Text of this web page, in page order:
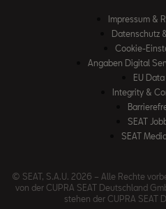
SEAT Original Teile ®
Online Service-Terminbuchung
AE 189 Diesel Rückrufaktion
SEAT Umwelt-Richtlinen
SEAT Qualitätsgrundsätze
Impressum &
Datenschutz
Cookie-
Angaben Digital
EU
Integrity &
SEAT
SEAT
© SEAT, S.A.U. 2026 – Alle Rechte
von der CUPRA SEAT Deutschland
stehen der CUPRA SEAT